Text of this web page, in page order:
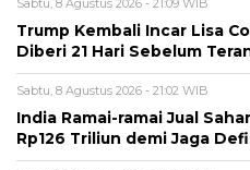
Rencana Gulingkan
Senior Mossad Dilaporkan
BERITA TERBARU
Viral